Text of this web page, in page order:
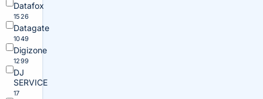
Datafox
1526
Datagate
1049
Digizone
1299
DJ
SERVICE
17